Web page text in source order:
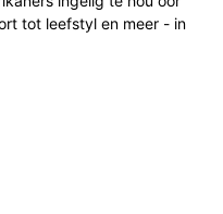
tot leefstyl en meer - in